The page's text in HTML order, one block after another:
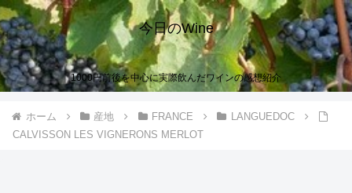
今日のWine
1000円前後を中心に実際飲んだワインの感想紹介
ホーム 産地 FRANCE
LANGUEDOC
CALVISSON LES VIGNERONS MERLOT